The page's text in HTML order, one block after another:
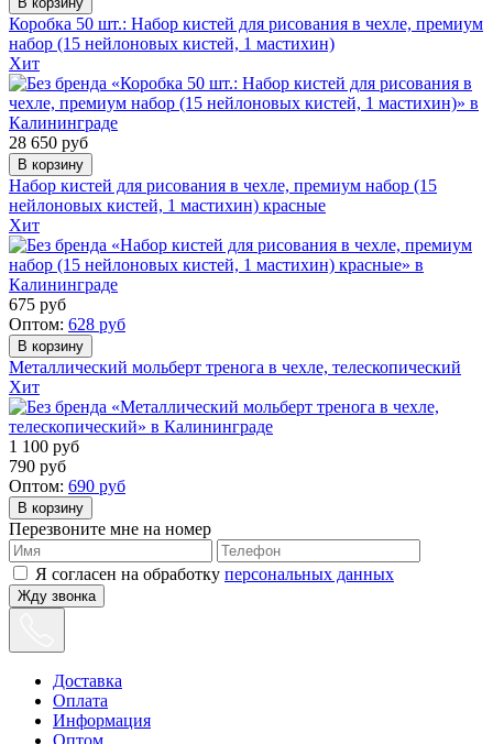
Коробка 50 шт.: Набор кистей для рисования в чехле, премиум
набор (15 нейлоновых кистей, 1 мастихин)
Хит
28 650 руб
Набор кистей для рисования в чехле, премиум набор (15
нейлоновых кистей, 1 мастихин) красные
Хит
675 руб
Оптом: 628 руб
Металлический мольберт тренога в чехле, телескопический
Хит
1 100 руб
790 руб
Оптом: 690 руб
Перезвоните мне на номер
Я согласен на обработку персональных данных
Жду звонка
Доставка
Оплата
Информация
Оптом